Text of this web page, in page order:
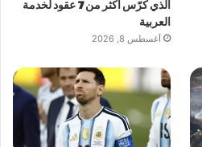
الذي كرّس أكثر من 7 عقود لخدمة
العربية
أغسطس 8, 2026